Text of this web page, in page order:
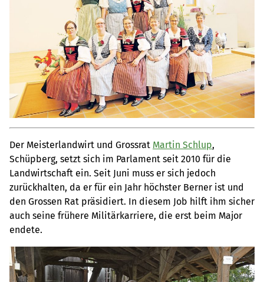
Der Meisterlandwirt und Grossrat Martin Schlup,
Schüpberg, setzt sich im Parlament seit 2010 für die
Landwirtschaft ein. Seit Juni muss er sich jedoch
zurückhalten, da er für ein Jahr höchster Berner ist und
den Grossen Rat präsidiert. In diesem Job hilft ihm sicher
auch seine frühere Militärkarriere, die erst beim Major
endete.